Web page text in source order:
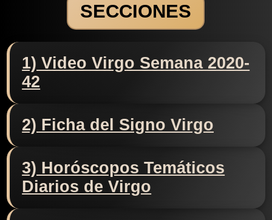
SECCIONES
1) Video Virgo Semana 2020-
42
2) Ficha del Signo Virgo
3) Horóscopos Temáticos
Diarios de Virgo